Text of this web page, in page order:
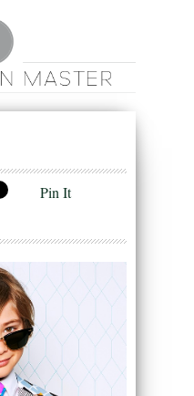
Pin It